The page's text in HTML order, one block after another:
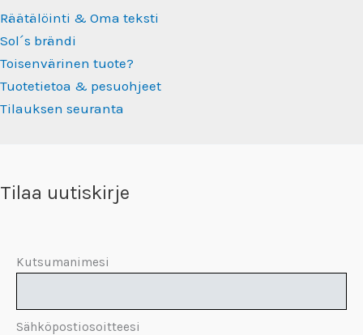
Räätälöinti & Oma teksti
Sol´s brändi
Toisenvärinen tuote?
Tuotetietoa & pesuohjeet
Tilauksen seuranta
Tilaa uutiskirje
Kutsumanimesi
Sähköpostiosoitteesi